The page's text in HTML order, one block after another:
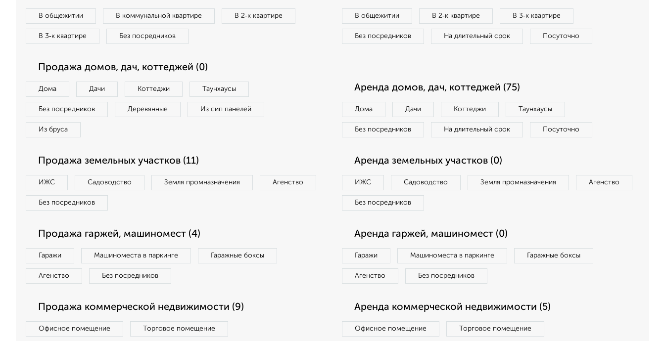
В общежитии В коммунальной квартире В 2‑к квартире
В 3‑к квартире Без посредников
В общежитии В 2‑к квартире В 3‑к квартире
Без посредников На длительный срок Посуточно
Продажа домов, дач, коттеджей (0)
Дома Дачи Коттеджи Таунхаусы
Без посредников Деревянные Из сип панелей
Из бруса
Аренда домов, дач, коттеджей (75)
Дома Дачи Коттеджи Таунхаусы
Без посредников На длительный срок Посуточно
Продажа земельных участков (11)
ИЖС Садоводство Земля промназначения Агенство
Без посредников
Аренда земельных участков (0)
ИЖС Садоводство Земля промназначения Агенство
Без посредников
Продажа гаржей, машиномест (4)
Гаражи Машиноместа в паркинге Гаражные боксы
Агенство Без посредников
Аренда гаржей, машиномест (0)
Гаражи Машиноместа в паркинге Гаражные боксы
Агенство Без посредников
Продажа коммерческой недвижимости (9)
Офисное помещение Торговое помещение
Аренда коммерческой недвижимости (5)
Офисное помещение Торговое помещение